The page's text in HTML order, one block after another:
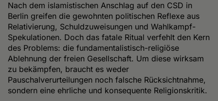
Nach dem islamistischen Anschlag auf den CSD in
Berlin greifen die gewohnten politischen Reflexe aus
Relativierung, Schuldzuweisungen und Wahlkampf-
Spekulationen. Doch das fatale Ritual verfehlt den Kern
des Problems: die fundamentalistisch-religiöse
Ablehnung der freien Gesellschaft. Um diese wirksam
zu bekämpfen, braucht es weder
Pauschalverurteilungen noch falsche Rücksichtnahme,
sondern eine ehrliche und konsequente Religionskritik.